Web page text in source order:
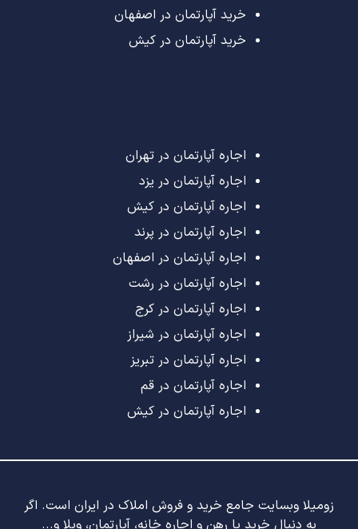
خرید آپارتمان در اصفهان
خرید آپارتمان در کیش
اجاره آپارتمان در تهران
اجاره آپارتمان در یزد
اجاره آپارتمان در کیش
اجاره آپارتمان در پرند
اجاره آپارتمان در اصفهان
اجاره آپارتمان در رشت
اجاره آپارتمان در کرج
اجاره آپارتمان در شیراز
اجاره آپارتمان در تبریز
اجاره آپارتمان در قم
اجاره آپارتمان در کیش
زومیلا وبسایت جامع خرید و فروش املاک در ایران است. اگر
به دنبال خرید یا رهن و اجاره خانه، آپارتمان، ویلا و...